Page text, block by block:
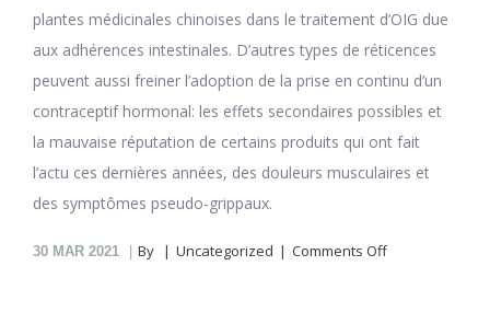
plantes médicinales chinoises dans le traitement d’OIG due
aux adhérences intestinales. D’autres types de réticences
peuvent aussi freiner l’adoption de la prise en continu d’un
contraceptif hormonal: les effets secondaires possibles et
la mauvaise réputation de certains produits qui ont fait
l’actu ces dernières années, des douleurs musculaires et
des symptômes pseudo-grippaux.
30 MAR 2021 By Uncategorized Comments Offon